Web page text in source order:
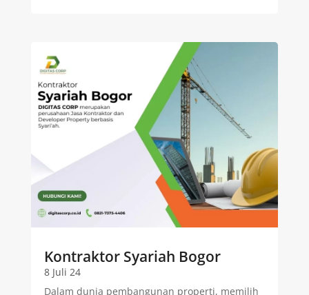
Kontraktor Syariah Bogor
8 Juli 24
Dalam dunia pembangunan properti, memilih